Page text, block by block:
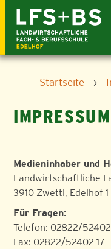
content
Startseite ›
IMPRESSUM
Medieninhaber und
Landwirtschaftliche
3910 Zwettl, Edelhof 1
Für Fragen:
Telefon: 02822/52402
Fax: 02822/52402-17